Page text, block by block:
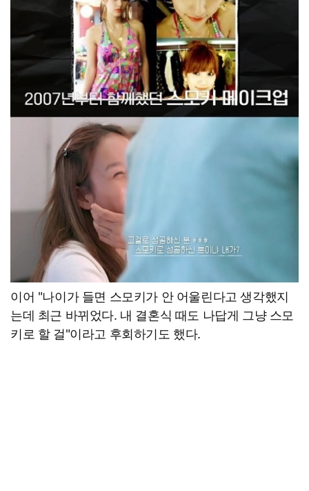
이어 "나이가 들면 스모키가 안 어울린다고 생각했지
는데 최근 바뀌었다. 내 결혼식 때도 나답게 그냥 스모
키로 할 걸"이라고 후회하기도 했다.